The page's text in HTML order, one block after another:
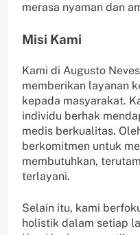
merasa nyaman dan
Misi Kami
Kami di Augusto
memberikan layanan
kepada masyarakat.
individu berhak
medis berkualitas.
berkomitmen untuk
membutuhkan,
terlayani.
Selain itu, kami
holistik dalam setiap